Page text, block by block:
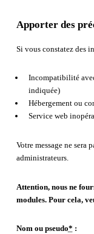
Apporter des
Si vous constatez des
Incompatibilité
indiquée)
Hébergement ou
Service web
Votre message ne sera
administrateurs.
Attention, nous ne
modules. Pour cela,
Nom ou pseudo* :